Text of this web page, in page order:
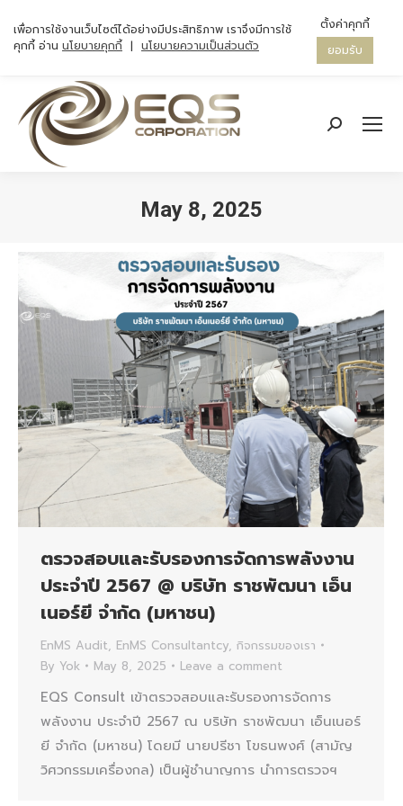
Search:
May 8, 2025
ตรวจสอบและรับรองการจัดการพลังงาน
ประจำปี 2567 @ บริษัท ราชพัฒนา เอ็น
เนอร์ยี จำกัด (มหาชน)
EnMS Audit, EnMS Consultantcy, กิจกรรมของเรา
By Yok May 8, 2025 Leave a comment
EQS Consult เข้าตรวจสอบและรับรองการจัดการ
พลังงาน ประจำปี 2567 ณ บริษัท ราชพัฒนา เอ็นเนอร์
ยี จำกัด (มหาชน) โดยมี นายปรีชา โขธนพงศ์ (สามัญ
วิศวกรรมเครื่องกล) เป็นผู้ชำนาญการ นำการตรวจฯ
เพื่อการใช้งานเว็บไซต์ได้อย่างมีประสิทธิภาพ เราจึงมีการใช้
คุกกี้ อ่าน นโยบายคุกกี้ | นโยบายความเป็นส่วนตัว
ตั้งค่าคุกกี้
ยอมรับ